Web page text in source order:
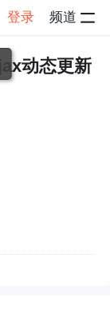
登录 频道
动态更新